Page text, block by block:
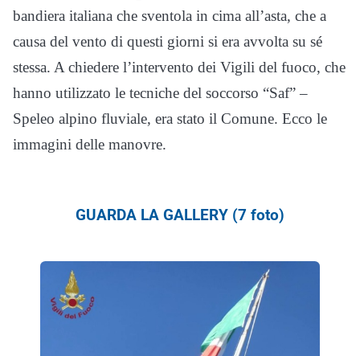
bandiera italiana che sventola in cima all’asta, che a
causa del vento di questi giorni si era avvolta su sé
stessa. A chiedere l’intervento dei Vigili del fuoco, che
hanno utilizzato le tecniche del soccorso “Saf” –
Speleo alpino fluviale, era stato il Comune. Ecco le
immagini delle manovre.
GUARDA LA GALLERY (7 foto)